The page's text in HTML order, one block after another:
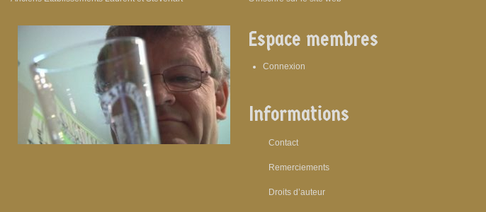
Espace membres
Connexion
Informations
Contact
Remerciements
Droits d’auteur